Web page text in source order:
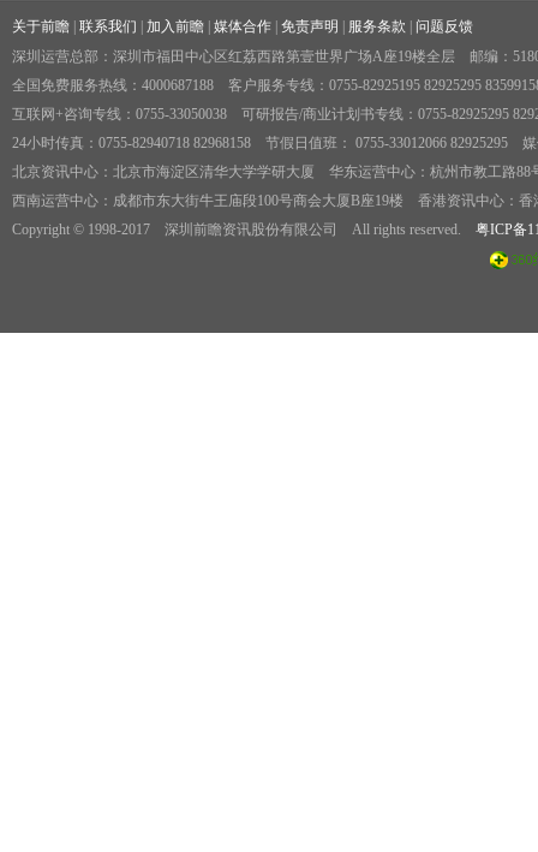
关于前瞻 联系我们 加入前瞻 媒体合作 免责声明 服务条款
问题反馈
深圳运营总部：深圳市福田中心区红荔西路第壹世界广场A座19楼全层 邮编：
全国免费服务热线：4000687188 客户服务专线：0755-82925195 82925295
互联网+咨询专线：0755-33050038 可研报告/商业计划书专线：0755-82925295
24小时传真：0755-82940718 82968158 节假日值班： 0755-33012066 82925295
北京资讯中心：北京市海淀区清华大学学研大厦 华东运营中心：杭州市教工路
西南运营中心：成都市东大街牛王庙段100号商会大厦B座19楼 香港资讯中心：香
Copyright © 1998-2017 深圳前瞻资讯股份有限公司 All rights reserved. 粤ICP备